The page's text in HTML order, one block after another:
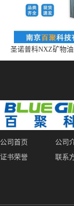
圣诺普科NXZ矿物
消泡剂 持久
公司首页 公司
证书荣誉
联系